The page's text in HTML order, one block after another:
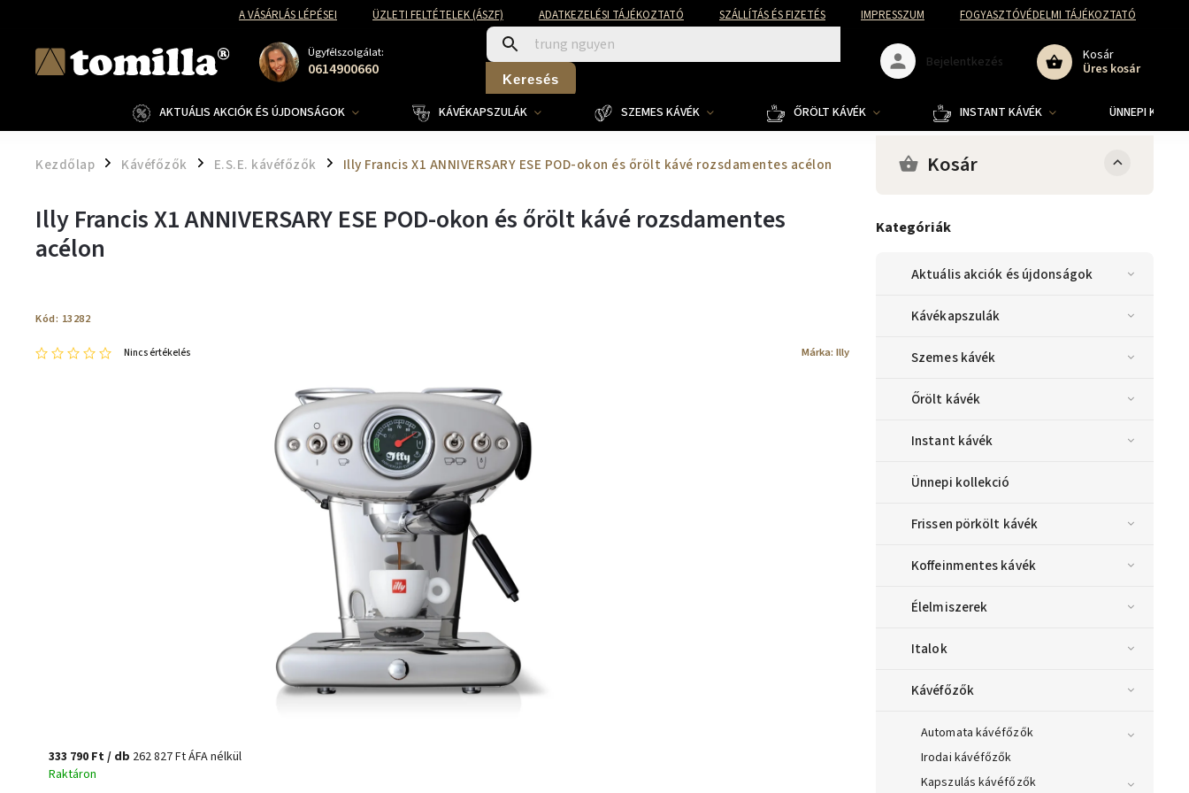
A VÁSÁRLÁS LÉPÉSEI ÜZLETI FELTÉTELEK (ÁSZF) ADATKEZELÉSI TÁJÉKOZTATÓ SZÁLLÍTÁS ÉS FIZETÉS IMPRESSZUM FOGYASZTÓVÉDELMI TÁJÉKOZTATÓ
Ügyfélszolgálat:
0614900660 Keresés
Kosár
Üres kosár
Bejelentkezés
AKTUÁLIS AKCIÓK ÉS ÚJDONSÁGOK KÁVÉKAPSZULÁK SZEMES KÁVÉK ŐRÖLT KÁVÉK INSTANT KÁVÉK ÜNNEPI
Kezdőlap / Kávéfőzők / E.S.E. kávéfőzők / Illy Francis X1 ANNIVERSARY ESE POD-okon és őrölt kávé rozsdamentes acélon Kosár
Kategóriák
Aktuális akciók és újdonságok
Kávékapszulák
Szemes kávék
Őrölt kávék
Instant kávék
Ünnepi kollekció
Frissen pörkölt kávék
Koffeinmentes kávék
Élelmiszerek
Italok
Kávéfőzők
Automata kávéfőzők
Irodai kávéfőzők
Kapszulás kávéfőzők
Illy Francis X1 ANNIVERSARY ESE POD-okon és őrölt kávé rozsdamentes
acélon
Kód: 13282
Nincs értékelés Márka: Illy
333 790 Ft/ db 262 827 Ft ÁFA nélkül
Raktáron